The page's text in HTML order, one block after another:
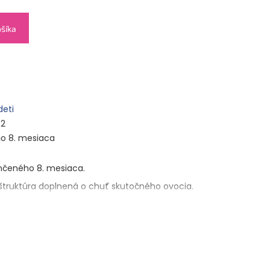
8. mesiaca
8. mesiaca.
doplnená o chuť skutočného ovocia.